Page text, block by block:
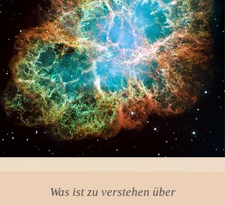
Was ist zu verstehen über